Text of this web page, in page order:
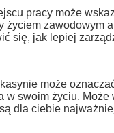
pracy może
życiem zawodowym
się, jak lepiej
może
w swoim życiu. Może
dla ciebie